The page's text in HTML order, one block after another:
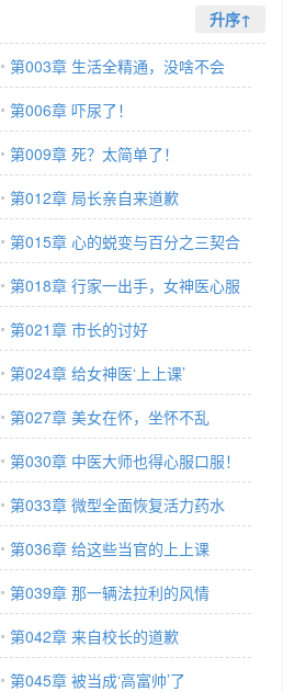
升序↑
第003章 生活全精通，没啥不会
的！
第006章 吓尿了！
第009章 死？太简单了！
第012章 局长亲自来道歉
第015章 心的蜕变与百分之三契合
度第018章 行家一出手，女神医心服
口服！
第021章 市长的讨好
第024章 给女神医‘上上课’
第027章 美女在怀，坐怀不乱
第030章 中医大师也得心服口服！
第033章 微型全面恢复活力药水
第036章 给这些当官的上上课
第039章 那一辆法拉利的风情
第042章 来自校长的道歉
第045章 被当成‘高富帅’了